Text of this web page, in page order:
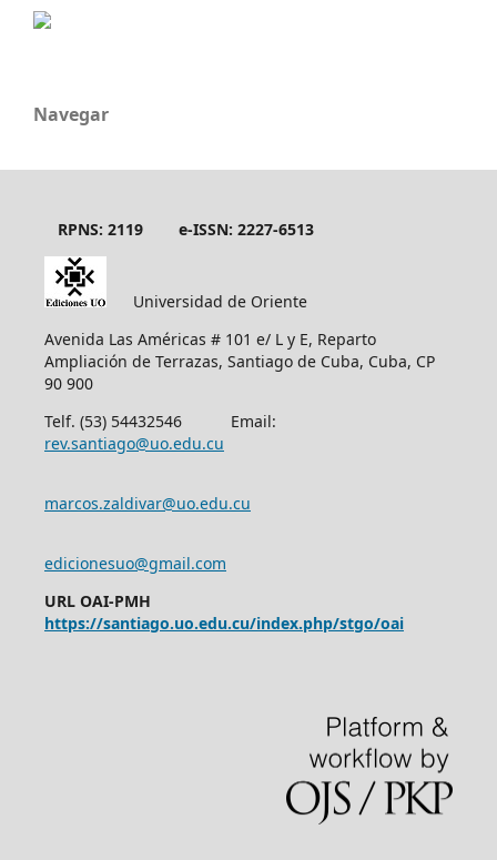
Navegar
RPNS: 2119 e-ISSN: 2227-6513
Universidad de Oriente
Avenida Las Américas # 101 e/ L y E, Reparto
Ampliación de Terrazas, Santiago de Cuba, Cuba, CP
90 900
Telf. (53) 54432546 Email:
rev.santiago@uo.edu.cu
marcos.zaldivar@uo.edu.cu
edicionesuo@gmail.com
URL OAI-PMH
https://santiago.uo.edu.cu/index.php/stgo/oai